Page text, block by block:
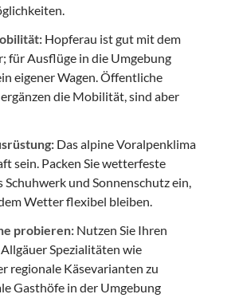
Hopferau ist gut mit dem
für Ausflüge in die Umgebung
eigener Wagen. Öffentliche
die Mobilität, sind aber
Das alpine Voralpenklima
sein. Packen Sie wetterfeste
Schuhwerk und Sonnenschutz ein,
Wetter flexibel bleiben.
probieren: Nutzen Sie Ihren
Spezialitäten wie
regionale Käsevarianten zu
Gasthöfe in der Umgebung